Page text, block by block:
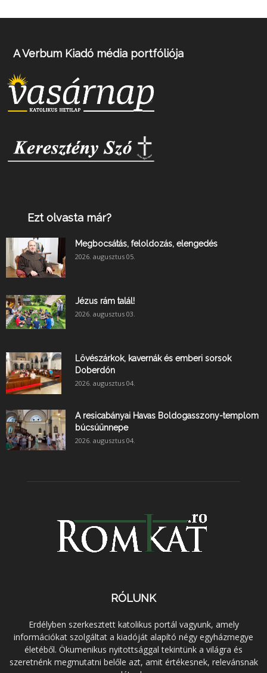
A Verbum Kiadó média portfóliója
Ezt olvasta már?
Megbocsátás, feloldozás, elengedés
2026. augusztus 05.
Jézus rám talál!
2026. augusztus 03.
Lövészárkok, kavernák és emberi sorsok
Doberdón
2026. augusztus 04.
A resicabányai Havas Boldogasszony-templom
búcsúünnepe
2026. augusztus 04.
RÓLUNK
Erdélyben szerkesztett katolikus portál vagyunk, amely
információkat szolgáltat a kiadóját alapító négy egyházmegye
életéből. Ökumenikus nyitottsággal tekintünk a világra és
szeretnénk megmutatni belőle azt, amit értékesnek, relevánsnak